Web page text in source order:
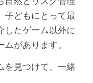
子どもにとって最
したゲーム以外に
があります。
を見つけて、一緒